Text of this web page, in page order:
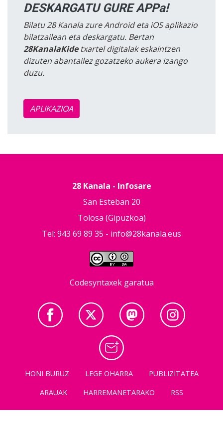
DESKARGATU GURE APPa!
Bilatu 28 Kanala zure Android eta iOS aplikazio
bilatzailean eta deskargatu. Bertan
28KanalaKidetxartel digitalak eskaintzen
dizuten abantailez gozatzeko aukera izango
duzu.
APLIKAZIOA
28 Kanala - Infosare
San Esteban 20
Tolosa (Gipuzkoa)
Tel: 943 69 89 35 - info@28kanala.eus
Codesyntaxek garatua
HONI BURUZ LEGE OHARRA
PUBLIZITATEA
ARAUAK
HARREMANETARAKO RSS